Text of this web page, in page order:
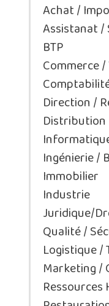
Achat /
Assistanat
BTP
Commerce
Direction /
Distribution
Ingénierie /
Immobilier
Industrie
Juridique/
Qualité /
Logistique /
Marketing /
Ressources